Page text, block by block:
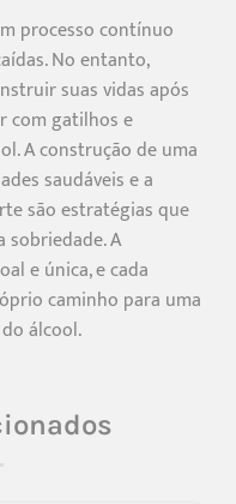
processo contínuo
No entanto,
suas vidas após
com gatilhos e
A construção de uma
saudáveis e a
são estratégias que
A
e única, e cada
caminho para uma
álcool.